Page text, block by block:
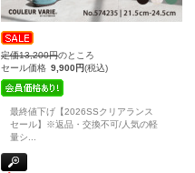
定価13,200円のところ
セール価格 9,900円(税込)
最終値下げ【2026SSクリアランス
セール】※返品・交換不可/人気の軽
量シ